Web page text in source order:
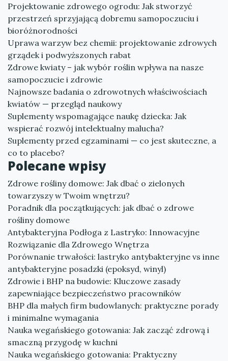
Projektowanie zdrowego ogrodu: Jak stworzyć
przestrzeń sprzyjającą dobremu samopoczuciu i
bioróżnorodności
Uprawa warzyw bez chemii: projektowanie zdrowych
grządek i podwyższonych rabat
Zdrowe kwiaty – jak wybór roślin wpływa na nasze
samopoczucie i zdrowie
Najnowsze badania o zdrowotnych właściwościach
kwiatów — przegląd naukowy
Suplementy wspomagające naukę dziecka: Jak
wspierać rozwój intelektualny malucha?
Suplementy przed egzaminami — co jest skuteczne, a
co to placebo?
Polecane wpisy
Zdrowe rośliny domowe: Jak dbać o zielonych
towarzyszy w Twoim wnętrzu?
Poradnik dla początkujących: jak dbać o zdrowe
rośliny domowe
Antybakteryjna Podłoga z Lastryko: Innowacyjne
Rozwiązanie dla Zdrowego Wnętrza
Porównanie trwałości: lastryko antybakteryjne vs inne
antybakteryjne posadzki (epoksyd, winyl)
Zdrowie i BHP na budowie: Kluczowe zasady
zapewniające bezpieczeństwo pracowników
BHP dla małych firm budowlanych: praktyczne porady
i minimalne wymagania
Nauka wegańskiego gotowania: Jak zacząć zdrową i
smaczną przygodę w kuchni
Nauka wegańskiego gotowania: Praktyczny